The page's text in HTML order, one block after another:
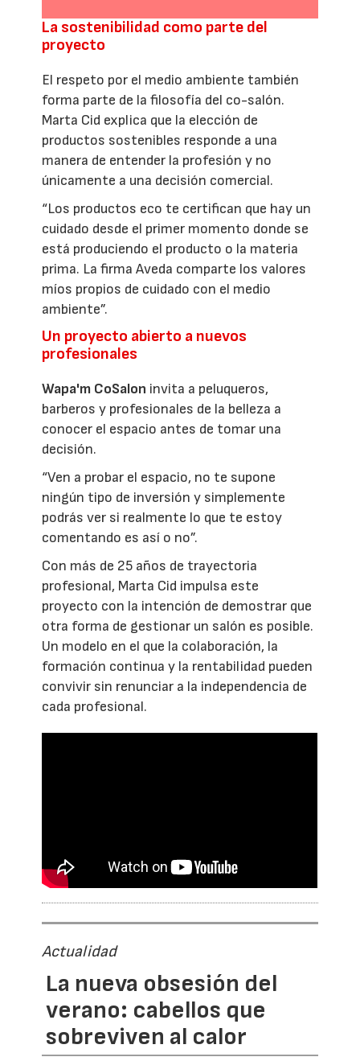
La sostenibilidad como parte del
proyecto
El respeto por el medio ambiente también
forma parte de la filosofía del co-salón.
Marta Cid explica que la elección de
productos sostenibles responde a una
manera de entender la profesión y no
únicamente a una decisión comercial.
“Los productos eco te certifican que hay un
cuidado desde el primer momento donde se
está produciendo el producto o la materia
prima. La firma Aveda comparte los valores
míos propios de cuidado con el medio
ambiente”.
Un proyecto abierto a nuevos
profesionales
Wapa'm CoSalon invita a peluqueros,
barberos y profesionales de la belleza a
conocer el espacio antes de tomar una
decisión.
“Ven a probar el espacio, no te supone
ningún tipo de inversión y simplemente
podrás ver si realmente lo que te estoy
comentando es así o no”.
Con más de 25 años de trayectoria
profesional, Marta Cid impulsa este
proyecto con la intención de demostrar que
otra forma de gestionar un salón es posible.
Un modelo en el que la colaboración, la
formación continua y la rentabilidad pueden
convivir sin renunciar a la independencia de
cada profesional.
Actualidad
La nueva obsesión del
verano: cabellos que
sobreviven al calor